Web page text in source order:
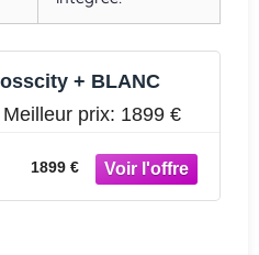
+ BLANC
Meilleur prix: 1899 €
1899 €